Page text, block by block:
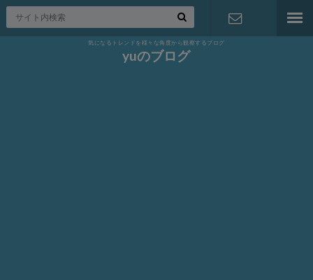
気になるトレンドを様々な角度から観察するブログ
yuのブログ